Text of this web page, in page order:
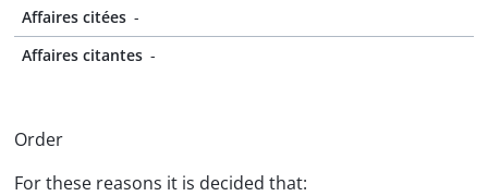
Affaires citées -
Affaires citantes -
Order
For these reasons it is decided that: